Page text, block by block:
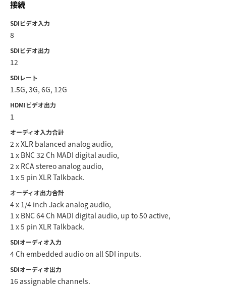
South Africa
Sweden
Chinese Taipei
Turkey
UAE
Ukraine
United Kingdom
United States
接続
SDIビデオ入力
8
SDIビデオ出力
12
SDIレート
1.5G, 3G, 6G, 12G
HDMIビデオ出力
1
オーディオ入力合計
2 x XLR balanced analog audio,
1 x BNC 32 Ch MADI digital audio,
2 x RCA stereo analog audio,
1 x 5 pin XLR Talkback.
オーディオ出力合計
4 x 1/4 inch Jack analog audio,
1 x BNC 64 Ch MADI digital audio, up to 50 active,
1 x 5 pin XLR Talkback.
SDIオーディオ入力
4 Ch embedded audio on all SDI inputs.
SDIオーディオ出力
16 assignable channels.